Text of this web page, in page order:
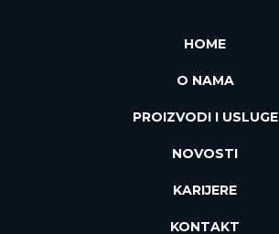
HOME
O NAMA
PROIZVODI I USLUGE
NOVOSTI
KARIJERE
KONTAKT